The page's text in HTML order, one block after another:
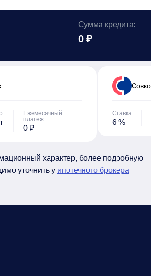
Сумма кредита:
0 ₽
Ежемесячный
платеж
0 ₽
Ставка
6 %
характер, более подробную
уточнить у ипотечного брокера